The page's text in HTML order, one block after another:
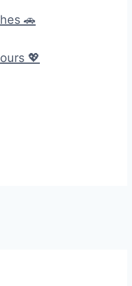
🚗
💖